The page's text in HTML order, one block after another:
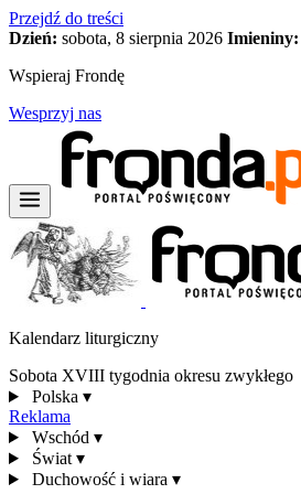
Przejdź do treści
Dzień: sobota, 8 sierpnia 2026 Imieniny:
Wspieraj Frondę
Wesprzyj nas
Kalendarz liturgiczny
Sobota XVIII tygodnia okresu zwykłego
Polska ▾
Reklama
Wschód ▾
Świat ▾
Duchowość i wiara ▾